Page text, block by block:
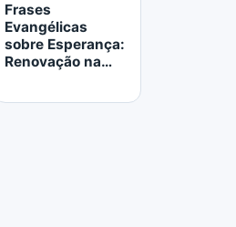
Frases
Evangélicas
sobre Esperança:
Renovação na